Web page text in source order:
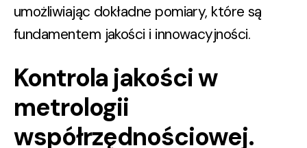
umożliwiając dokładne pomiary, które są
fundamentem jakości i innowacyjności.
Kontrola jakości w
metrologii
współrzędnościowej.